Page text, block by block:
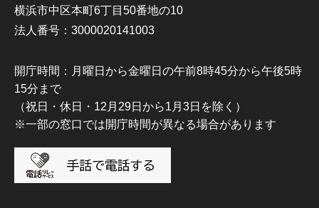
横浜市中区本町6丁目50番地の10
法人番号：3000020141003
開庁時間：月曜日から金曜日の午前8時45分から午後5時
15分まで
（祝日・休日・12月29日から1月3日を除く）
※一部の窓口では開庁時間が異なる場合があります